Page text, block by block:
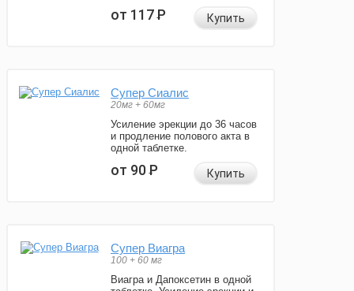
от 117Р Купить
Супер Сиалис
20мг + 60мг
Усиление эрекции до 36 часов
и продление полового акта в
одной таблетке.
от 90Р Купить
Супер Виагра
100 + 60 мг
Виагра и Дапоксетин в одной